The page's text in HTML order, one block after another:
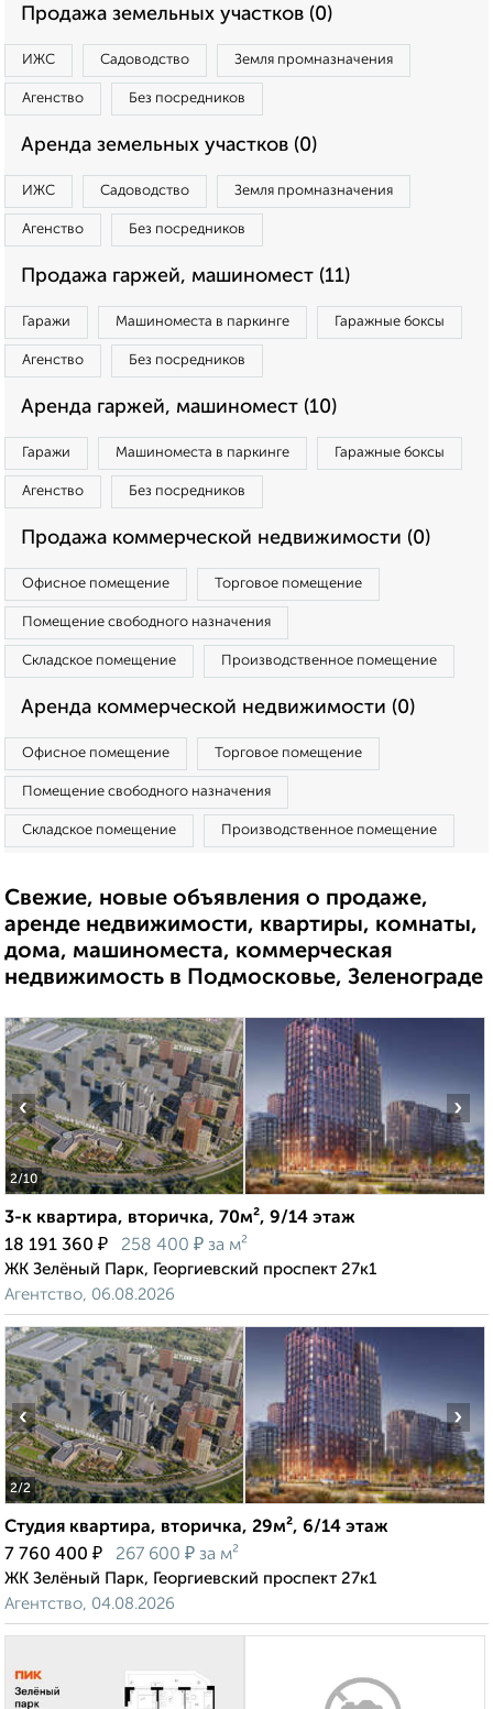
Продажа земельных участков (0)
ИЖС Садоводство Земля промназначения
Агенство Без посредников
Аренда земельных участков (0)
ИЖС Садоводство Земля промназначения
Агенство Без посредников
Продажа гаржей, машиномест (11)
Гаражи Машиноместа в паркинге Гаражные боксы
Агенство Без посредников
Аренда гаржей, машиномест (10)
Гаражи Машиноместа в паркинге Гаражные боксы
Агенство Без посредников
Продажа коммерческой недвижимости (0)
Офисное помещение Торговое помещение
Помещение свободного назначения
Складское помещение Производственное помещение
Аренда коммерческой недвижимости (0)
Офисное помещение Торговое помещение
Помещение свободного назначения
Складское помещение Производственное помещение
Свежие, новые объявления о продаже,
аренде недвижимости, квартиры, комнаты,
дома, машиноместа, коммерческая
недвижимость в Подмосковье, Зеленограде
2/10
‹ ›
3-к квартира, вторичка, 70м², 9/14 этаж
18 191 360 ₽ 258 400 ₽ за м²
ЖК Зелёный Парк, Георгиевский проспект 27к1
Агентство, 06.08.2026
2/2
‹ ›
Студия квартира, вторичка, 29м², 6/14 этаж
7 760 400 ₽ 267 600 ₽ за м²
ЖК Зелёный Парк, Георгиевский проспект 27к1
Агентство, 04.08.2026